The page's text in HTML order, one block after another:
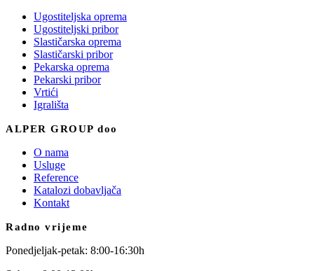
Ugostiteljska oprema
Ugostiteljski pribor
Slastičarska oprema
Slastičarski pribor
Pekarska oprema
Pekarski pribor
Vrtići
Igrališta
ALPER GROUP doo
O nama
Usluge
Reference
Katalozi dobavljača
Kontakt
Radno vrijeme
Ponedjeljak-petak: 8:00-16:30h